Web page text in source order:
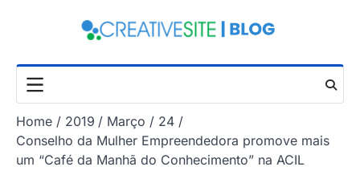
Home 2019 Março
24
Conselho da Mulher Empreendedora promove mais
um “Café da Manhã do Conhecimento” na ACIL